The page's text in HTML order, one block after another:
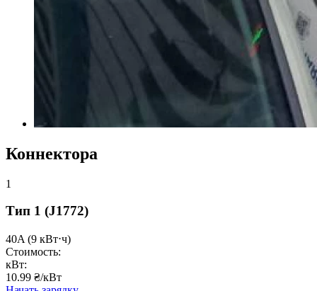
Коннектора
1
Тип 1 (J1772)
40A (9 кВт⋅ч)
Стоимость:
кВт:
10.99 ₴/кВт